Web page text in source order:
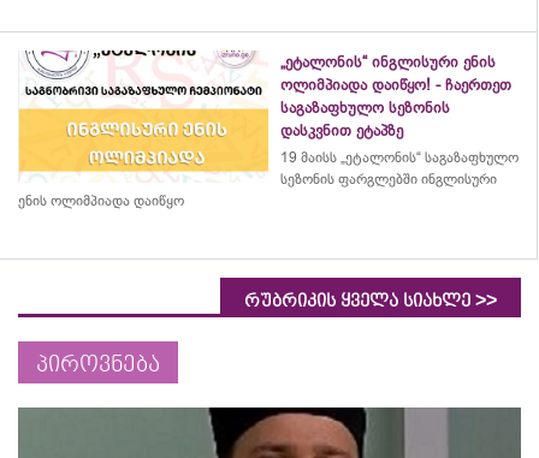
„ეტალონის“ ინგლისური ენის
ოლიმპიადა დაიწყო! - ჩაერთეთ
საგაზაფხულო სეზონის
დასკვნით ეტაპზე
19 მაისს „ეტალონის“ საგაზაფხულო
სეზონის ფარგლებში ინგლისური
ენის ოლიმპიადა დაიწყო
რუბრიკის ყველა სიახლე >>
პიროვნება